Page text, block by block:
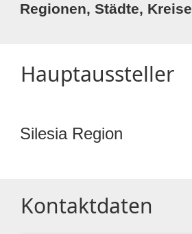
Regionen, Städte, Kreise
Hauptaussteller
Silesia Region
Kontaktdaten